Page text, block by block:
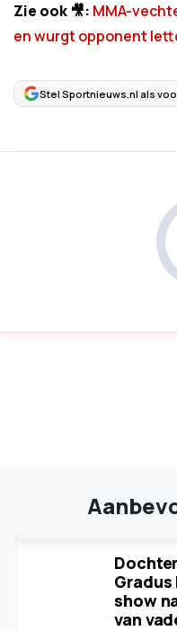
Zie ook 🎥: MMA-
en wurgt opponent
Stel Sportnieuws.nl als
show
van